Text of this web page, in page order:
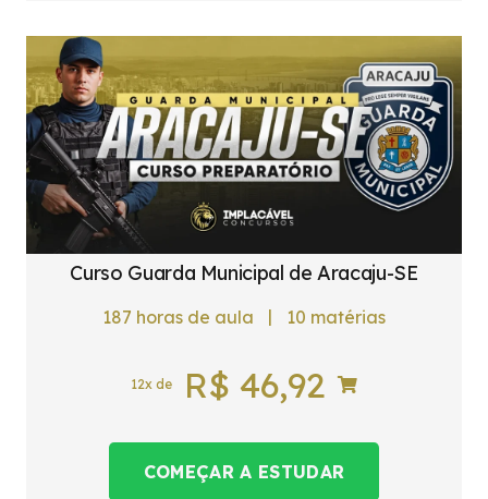
Curso Guarda Municipal de Aracaju-SE
187 horas de aula | 10 matérias
12x de R$ 46,92
COMEÇAR A ESTUDAR